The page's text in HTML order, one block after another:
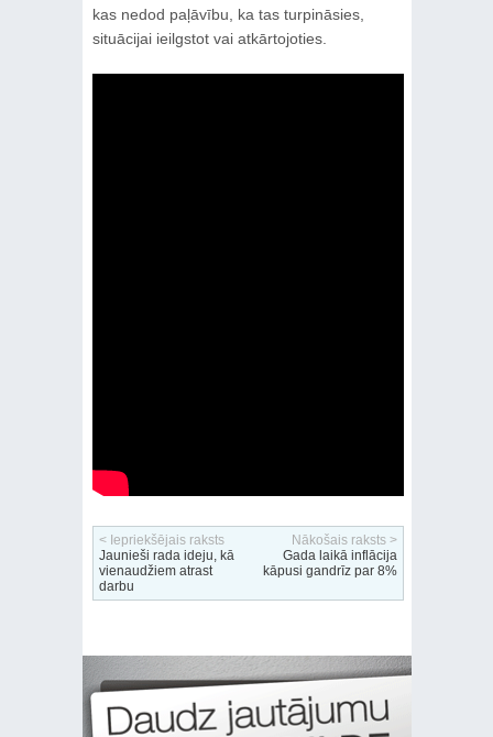
kas nedod paļāvību, ka tas turpināsies,
situācijai ieilgstot vai atkārtojoties.
< Iepriekšējais raksts
Jaunieši rada ideju, kā
vienaudžiem atrast
darbu
Nākošais raksts >
Gada laikā inflācija
kāpusi gandrīz par 8%